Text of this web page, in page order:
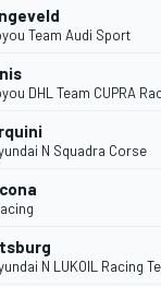
Team Audi Sport
DHL Team CUPRA
N Squadra Corse
N LUKOIL Racing